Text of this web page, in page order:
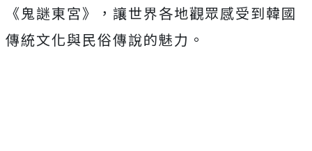
《鬼謎東宮》， 讓世界各地觀眾感受到韓國
傳統文化與民俗傳說的魅力。